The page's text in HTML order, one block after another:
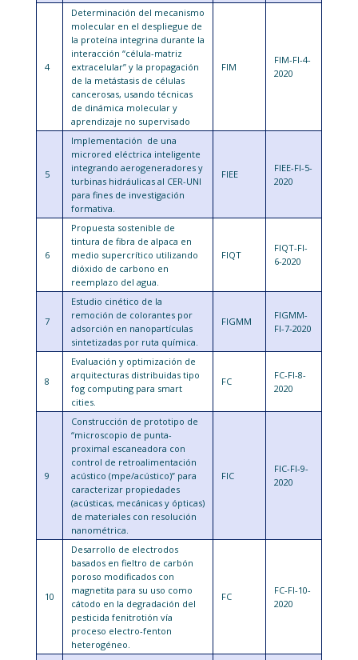
4
Determinación del mecanismo
molecular en el despliegue de
la proteína integrina durante la
interacción “célula-matriz
extracelular” y la propagación
de la metástasis de células
cancerosas, usando técnicas
de dinámica molecular y
aprendizaje no supervisado
FIM
FIM-FI-4-
2020
5
Implementación de una
microred eléctrica inteligente
integrando aerogeneradores y
turbinas hidráulicas al CER-UNI
para fines de investigación
formativa.
FIEE
FIEE-FI-5-
2020
6
Propuesta sostenible de
tintura de fibra de alpaca en
medio supercrítico utilizando
dióxido de carbono en
reemplazo del agua.
FIQT
FIQT-FI-
6-2020
7
Estudio cinético de la
remoción de colorantes por
adsorción en nanopartículas
sintetizadas por ruta química.
FIGMM
FIGMM-
FI-7-2020
8
Evaluación y optimización de
arquitecturas distribuidas tipo
fog computing para smart
cities.
FC
FC-FI-8-
2020
9
Construcción de prototipo de
“microscopio de punta-
proximal escaneadora con
control de retroalimentación
acústico (mpe/acústico)” para
caracterizar propiedades
(acústicas, mecánicas y ópticas)
de materiales con resolución
nanométrica.
FIC
FIC-FI-9-
2020
10
Desarrollo de electrodos
basados en fieltro de carbón
poroso modificados con
magnetita para su uso como
cátodo en la degradación del
pesticida fenitrotión vía
proceso electro-fenton
heterogéneo.
FC
FC-FI-10-
2020